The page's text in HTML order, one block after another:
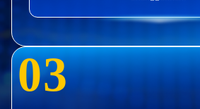
03